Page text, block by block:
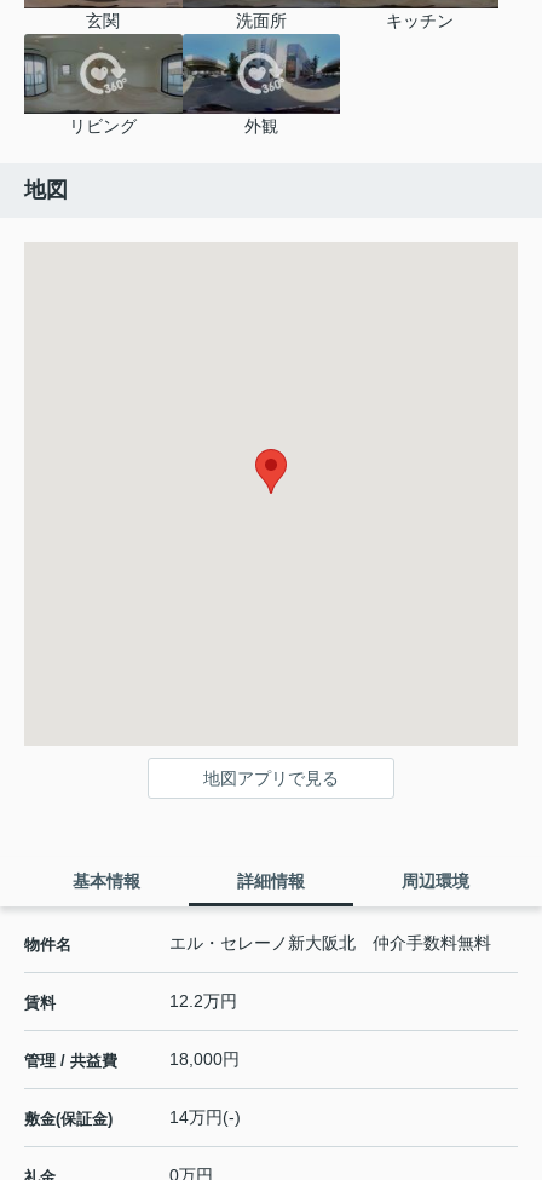
玄関 洗面所 キッチン
リビング 外観
地図
地図アプリで見る
基本情報 詳細情報 周辺環境
物件名 エル・セレーノ新大阪北 仲介手数料無料
賃料 12.2万円
管理 / 共益費 18,000円
敷金(保証金) 14万円(-)
0万円